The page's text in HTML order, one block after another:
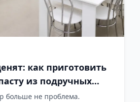
как приготовить
из подручных
больше не проблема.